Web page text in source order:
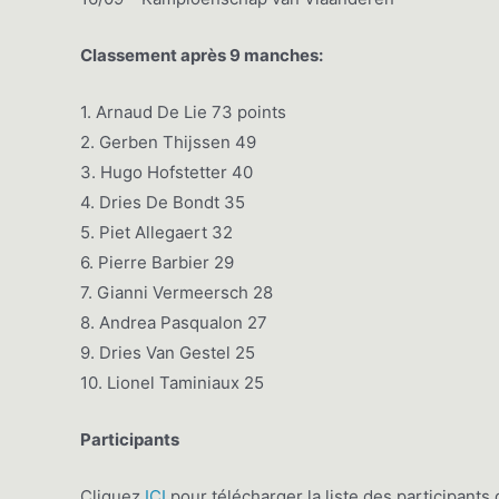
Classement après 9 manches:
1. Arnaud De Lie 73 points
2. Gerben Thijssen 49
3. Hugo Hofstetter 40
4. Dries De Bondt 35
5. Piet Allegaert 32
6. Pierre Barbier 29
7. Gianni Vermeersch 28
8. Andrea Pasqualon 27
9. Dries Van Gestel 25
10. Lionel Taminiaux 25
Participants